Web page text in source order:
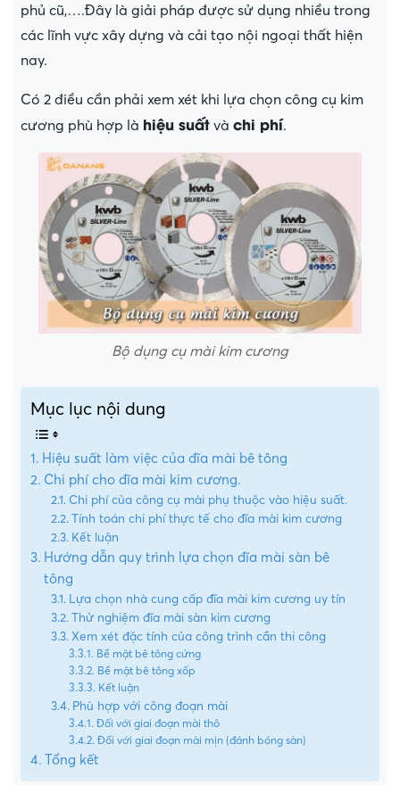
phủ cũ,….Đây là giải pháp được sử dụng nhiều trong
các lĩnh vực xây dựng và cải tạo nội ngoại thất hiện
nay.
Có 2 điều cần phải xem xét khi lựa chọn công cụ kim
cương phù hợp là hiệu suất và chi phí.
Bộ dụng cụ mài kim cương
Mục lục nội dung
Hiệu suất làm việc của đĩa mài bê tông
Chi phí cho đĩa mài kim cương.
Chi phí của công cụ mài phụ thuộc vào hiệu suất.
Tính toán chi phí thực tế cho đĩa mài kim cương
Kết luận
Hướng dẫn quy trình lựa chọn đĩa mài sàn bê
tông
Lựa chọn nhà cung cấp đĩa mài kim cương uy tín
Thử nghiệm đĩa mài sàn kim cương
Xem xét đặc tính của công trình cần thi công
Bề mặt bê tông cứng
Bề mặt bê tông xốp
Kết luận
Phù hợp với công đoạn mài
Đối với giai đoạn mài thô
Đối với giai đoạn mài mịn (đánh bóng sàn)
Tổng kết